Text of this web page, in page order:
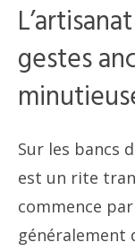
gestes
Sur les bancs
est un rite
commence
généralement